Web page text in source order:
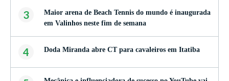
3
Maior arena de Beach Tennis do mundo é inaugurada
em Valinhos neste fim de semana
4 Doda Miranda abre CT para cavaleiros em Itatiba